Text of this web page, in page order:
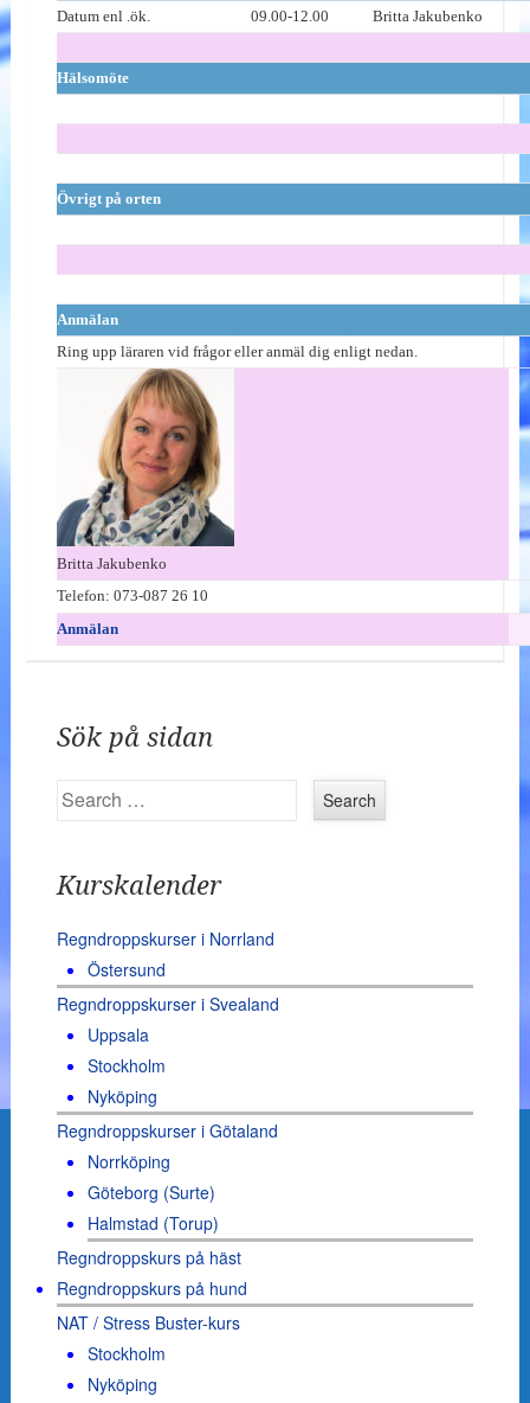
Datum enl .ök.
09.00-12.00 Britta Jakubenko
Hälsomöte
Övrigt på orten
Anmälan
Ring upp läraren vid frågor eller anmäl dig enligt nedan.
Britta Jakubenko
Telefon: 073-087 26 10
Anmälan
Sök på sidan
Search
Kurskalender
Regndroppskurser i Norrland
Östersund
Regndroppskurser i Svealand
Uppsala
Stockholm
Nyköping
Regndroppskurser i Götaland
Norrköping
Göteborg (Surte)
Halmstad (Torup)
Regndroppskurs på häst
Regndroppskurs på hund
NAT / Stress Buster-kurs
Stockholm
Nyköping